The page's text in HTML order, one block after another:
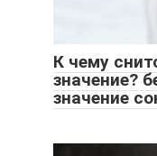
К чему
значение?
значение